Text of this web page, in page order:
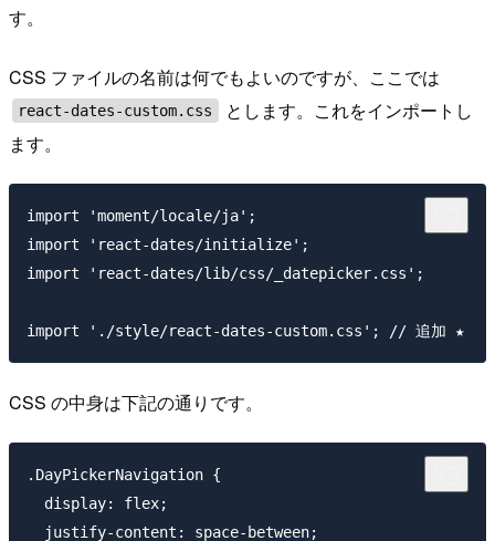
す。
CSS ファイルの名前は何でもよいのですが、ここでは
react-dates-custom.css
とします。これをインポートし
ます。
import 'moment/locale/ja';
import 'react-dates/initialize';
import 'react-dates/lib/css/_datepicker.css';
CSS の中身は下記の通りです。
.DayPickerNavigation {
  display: flex;
  justify-content: space-between;